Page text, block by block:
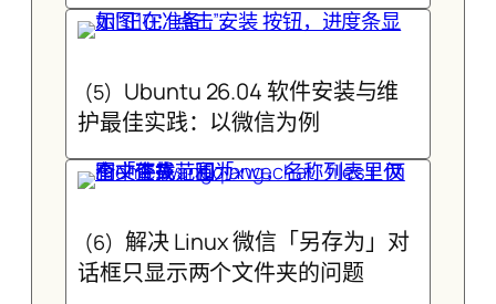
(5) Ubuntu 26.04 软件安装与维
护最佳实践：以微信为例
(6) 解决 Linux 微信「另存为」对
话框只显示两个文件夹的问题